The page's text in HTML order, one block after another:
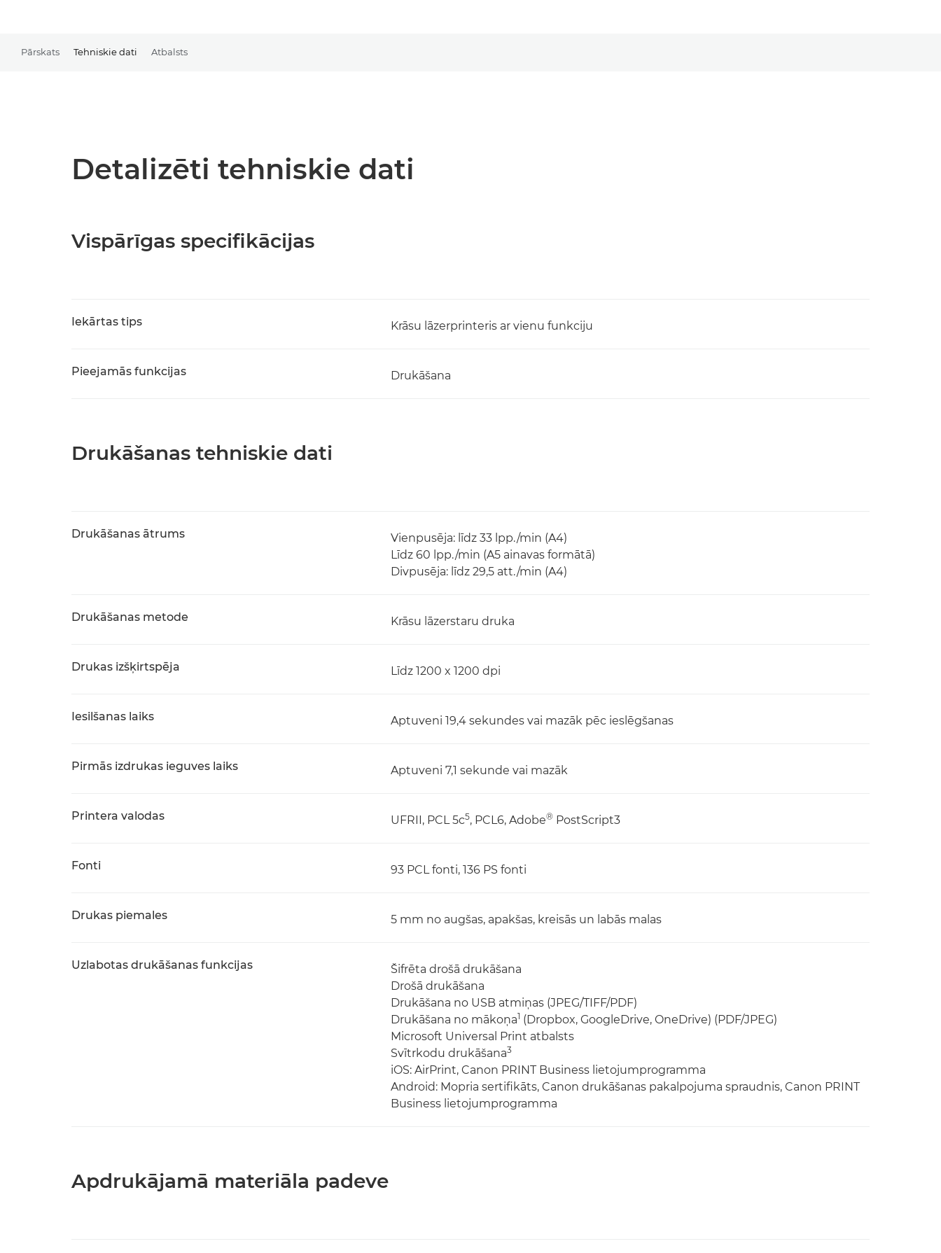
Pārskats Tehniskie dati Atbalsts
Detalizēti tehniskie dati
Vispārīgas specifikācijas
Iekārtas tips Krāsu lāzerprinteris ar vienu funkciju
Pieejamās funkcijas Drukāšana
Drukāšanas tehniskie dati
Drukāšanas ātrums
Vienpusēja: līdz 33 lpp./min (A4)
Līdz 60 lpp./min (A5 ainavas formātā)
Divpusēja: līdz 29,5 att./min (A4)
Drukāšanas metode Krāsu lāzerstaru druka
Drukas izšķirtspēja Līdz 1200 x 1200 dpi
Iesilšanas laiks Aptuveni 19,4 sekundes vai mazāk pēc ieslēgšanas
Pirmās izdrukas ieguves laiks Aptuveni 7,1 sekunde vai mazāk
Printera valodas UFRII, PCL 5c5, PCL6, Adobe® PostScript3
Fonti 93 PCL fonti, 136 PS fonti
Drukas piemales 5 mm no augšas, apakšas, kreisās un labās malas
Uzlabotas drukāšanas funkcijas
Šifrēta drošā drukāšana
Drošā drukāšana
Drukāšana no USB atmiņas (JPEG/TIFF/PDF)
Drukāšana no mākoņa1 (Dropbox, GoogleDrive, OneDrive) (PDF/JPEG)
Microsoft Universal Print atbalsts
Svītrkodu drukāšana3
iOS: AirPrint, Canon PRINT Business lietojumprogramma
Android: Mopria sertifikāts, Canon drukāšanas pakalpojuma spraudnis, Canon PRINT
Business lietojumprogramma
Apdrukājamā materiāla padeve